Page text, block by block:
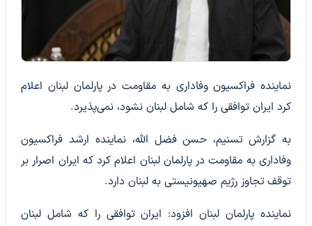
نماینده فراکسیون وفاداری به مقاومت در پارلمان لبنان اعلام
کرد ایران توافقی را که شامل لبنان نشود، نمی‌پذیرد.
به گزارش تسنیم، حسن فضل الله، نماینده ارشد فراکسیون
وفاداری به مقاومت در پارلمان لبنان اعلام کرد که ایران اصرار بر
توقف تجاوز رژیم صهیونیستی به لبنان دارد.
نماینده پارلمان لبنان افزود: ایران توافقی را که شامل لبنان